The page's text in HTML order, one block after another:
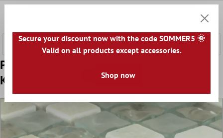
Koszyk
Próbka Mozaika Szkło Marmur Barbuda
Kremowa
Secure your discount now with the code SOMMER5 🌞
Valid on all products except accessories.
Shop now